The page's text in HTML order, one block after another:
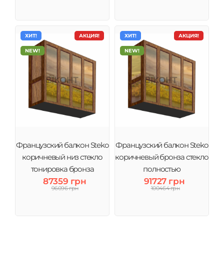
АКЦИЯ!
ХИТ!
NEW!
Французский балкон Steko
коричневый низ стекло
тонировка бронза
87359 грн
96096 грн
АКЦИЯ!
ХИТ!
NEW!
Французский балкон Steko
коричневый бронза стекло
полностью
91727 грн
100464 грн